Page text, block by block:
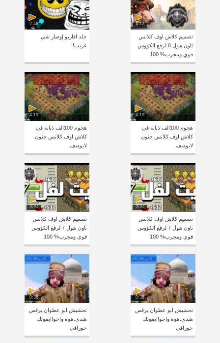
4:13
تصميم كلاش اوف كلانس
تاون هول 8 لرفع الكؤوس
قوي ومجرب% 100
2:48
جلد اقاريو |وصار شي
غريب!!
4:19
هجوم 100الف ذبانه في
كلاش اوف كلانس جنون
لايوصف
4:19
هجوم 100الف ذبانه في
كلاش اوف كلانس جنون
لايوصف
3:32
تصميم كلاش اوف كلانس
تاون هول 7 لرفع الكؤوس
قوي ومجرب% 100
3:32
تصميم كلاش اوف كلانس
تاون هول 7 لرفع الكؤوس
قوي ومجرب% 100
0:36
تحشيش ابو عطوان يرقص
هندي.هوة واخو!!يفوتك
خورافي
0:36
تحشيش ابو عطوان يرقص
هندي.هوة واخو!!يفوتك
خورافي